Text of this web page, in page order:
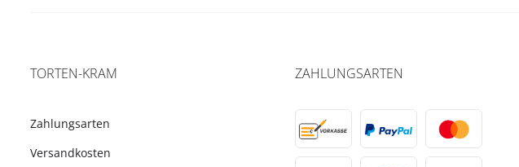
TORTEN-KRAM
Zahlungsarten
Versandkosten
ZAHLUNGSARTEN